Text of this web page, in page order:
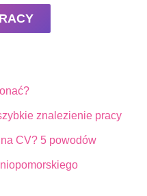
znalezienie pracy
CV? 5 powodów